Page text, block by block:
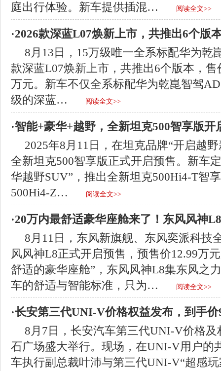
庭出行体验。新车提供插混…
阅读全文>>
·2026款深蓝L07焕新上市，共推出6个版
8月13日，15万级唯一全系标配华为
款深蓝L07焕新上市，共推出6个版本，售
万元。新车不仅全系标配华为乾崑智驾
级的深蓝…
阅读全文>>
·智能+豪华+越野，全新坦克500智享版开
2025年8月11日，在坦克品牌“开启越
全新坦克500智享版正式开启预售。新车
华越野SUV”，推出全新坦克500Hi4-T智
500Hi4-Z…
阅读全文>>
·20万内最舒适豪华座舱来了！东风风神
8月11日，东风新旗舰、东风奕派科
风风神L8正式开启预售，预售价12.99万
舒适的豪华座舱”，东风风神L8集东风之
车的舒适与智能标准，只为…
阅读全文>>
·长安第三代UNI-V价格权益发布，到手价
8月7日，长安汽车第三代UNI-V价格
石广场盛大举行。现场，在UNI-V用户的
车执行副总裁叶沛与第三代UNI-V“超感